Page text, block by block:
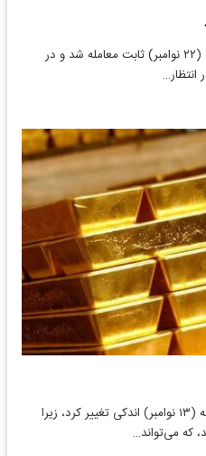
​دنیای معدن: طلای جهانی امروز جمعه (۲۲ نوامبر) ثابت معامله شد و در
انتظار…
دنیای معدن: قیمت طلا امروز چهارشنبه (۱۳ نوامبر) اندکی تغییر کرد، زیرا
که می‌تواند…